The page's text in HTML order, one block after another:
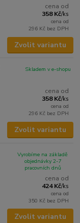
cena od
358 Kč/ks
cena od
296 Kč bez DPH
Zvolit variantu
cena od
358 Kč/ks
cena od
296 Kč bez DPH
Skladem v e-shopu
Zvolit variantu
cena od
424 Kč/ks
cena od
350 Kč bez DPH
Vyrobíme na základě
objednávky 2-7
pracovních dnů
Zvolit variantu